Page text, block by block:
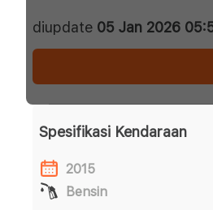
diupdate 05 Jan 2026
Spesifikasi Kendaraan
2015
Bensin